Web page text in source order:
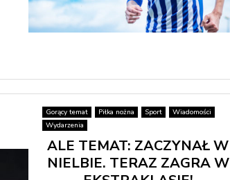
Gorący temat Piłka nożna Sport
Wiadomości
Wydarzenia
ALE TEMAT: ZACZYNAŁ W
NIELBIE. TERAZ ZAGRA W